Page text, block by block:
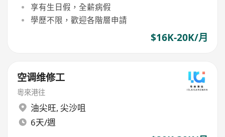
享有生日假，全薪病假
學歷不限，歡迎各階層申請
$16K-20K/月
空调维修工
粵來港往
油尖旺, 尖沙咀
6天/週